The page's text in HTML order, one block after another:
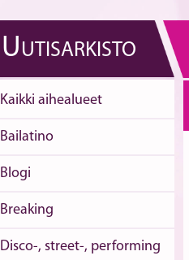
UUTISARKISTO
Kaikki aihealueet
Bailatino
Blogi
Breaking
Disco-, street-, performing